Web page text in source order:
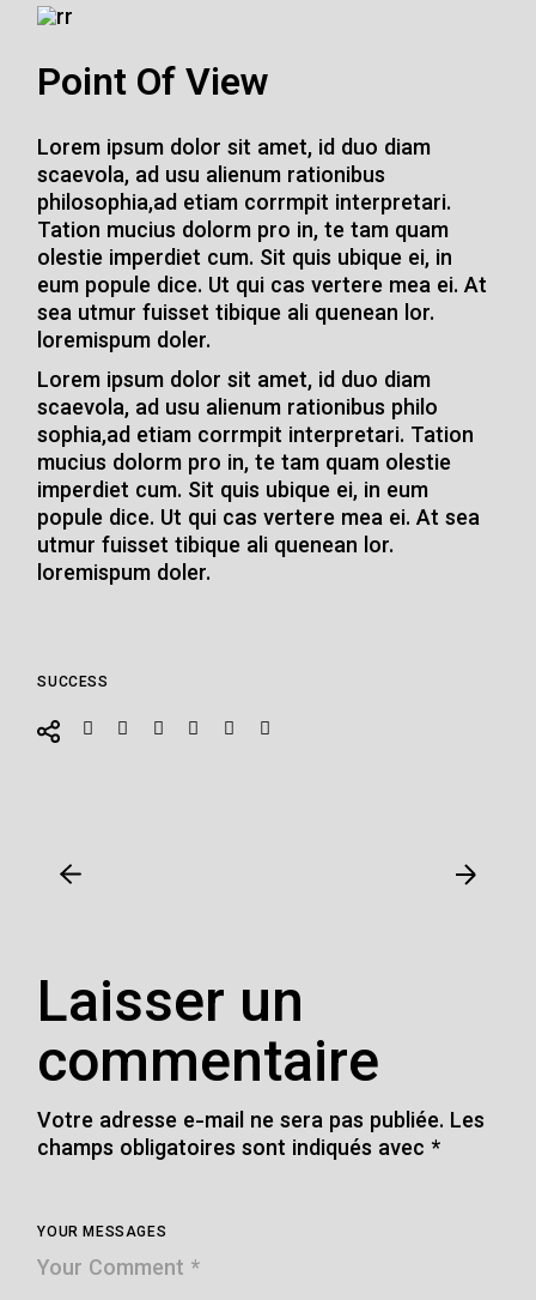
Point Of View
Lorem ipsum dolor sit amet, id duo diam
scaevola, ad usu alienum rationibus
philosophia,ad etiam corrmpit interpretari.
Tation mucius dolorm pro in, te tam quam
olestie imperdiet cum. Sit quis ubique ei, in
eum popule dice. Ut qui cas vertere mea ei. At
sea utmur fuisset tibique ali quenean lor.
loremispum doler.
Lorem ipsum dolor sit amet, id duo diam
scaevola, ad usu alienum rationibus philo
sophia,ad etiam corrmpit interpretari. Tation
mucius dolorm pro in, te tam quam olestie
imperdiet cum. Sit quis ubique ei, in eum
popule dice. Ut qui cas vertere mea ei. At sea
utmur fuisset tibique ali quenean lor.
loremispum doler.
SUCCESS
Laisser un
commentaire
Votre adresse e-mail ne sera pas publiée. Les
champs obligatoires sont indiqués avec*
YOUR MESSAGES